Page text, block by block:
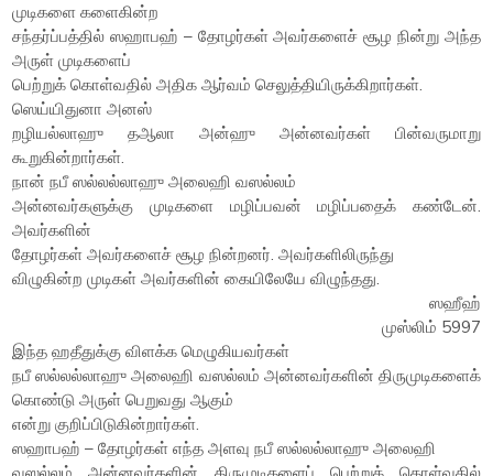
முடிகளை களைகின்ற
சந்தர்ப்பத்தில் ஸஹாபஹ் – தோழர்கள் அவர்களைச் சூழ நின்று அந்த
அருள் முடிகளைப்
பெற்றுக் கொள்வதில் அதிக ஆர்வம் செலுத்தியிருக்கிறார்கள்.
ஸெய்யிதுனா அனஸ்
றழியல்லாஹு தஆலா அன்ஹு அன்னவர்கள் பின்வருமாறு
கூறுகின்றார்கள்.
நான் நபீ ஸல்லல்லாஹு அலைஹி வஸல்லம்
அன்னவர்களுக்கு முடிகளை மழிப்பவன் மழிப்பதைக் கண்டேன்.
அவர்களின்
தோழர்கள் அவர்களைச் சூழ நின்றனர். அவர்களிலிருந்து
விழுகின்ற முடிகள் அவர்களின் கையிலேயே விழுந்தது.
ஸஹீஹ்
முஸ்லிம் 5997
இந்த ஹதீதுக்கு விளக்க மெழுகியவர்கள்
நபீ ஸல்லல்லாஹு அலைஹி வஸல்லம் அன்னவர்களின் திருமுடிகளைக்
கொண்டு அருள் பெறுவது ஆகும்
என்று குறிப்பிடுகின்றார்கள்.
ஸஹாபஹ் – தோழர்கள் எந்த அளவு நபீ ஸல்லல்லாஹு அலைஹி